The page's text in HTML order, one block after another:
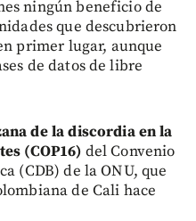
ningún beneficio de
que descubrieron
primer lugar, aunque
de datos de libre
de la discordia en la
(COP16) del Convenio
(CDB) de la ONU, que
de Cali hace